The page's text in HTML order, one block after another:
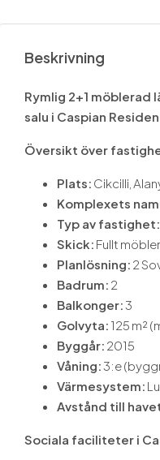
Beskrivning
Rymlig 2+1
salu i Caspian
Översikt över
Plats: Cikcilli,
Komplexets
Typ av fastighet:
Skick: Fullt
Planlösning: 2
Badrum: 2
Balkonger:3
Golvyta: 125 m²
Byggår: 2015
Våning:3:e
Värmesystem:
Avstånd till
Sociala faciliteter i